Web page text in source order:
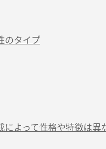
のタイプ
によって性格や特徴は異